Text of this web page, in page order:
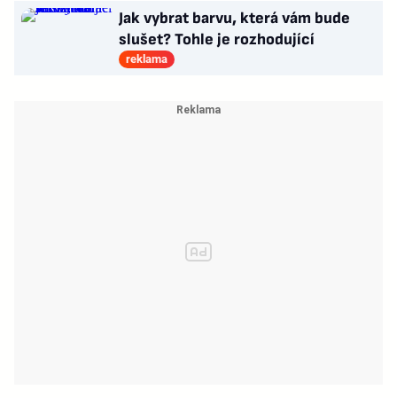
Jak vybrat barvu, která vám bude
slušet? Tohle je rozhodující
reklama